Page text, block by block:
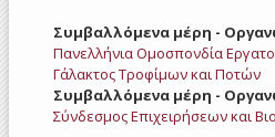
Συμβαλλόμενα μέρη -
Πανελλήνια Ομοσπονδία
Γάλακτος Τροφίμων και Ποτών
Συμβαλλόμενα μέρη -
Σύνδεσμος Επιχειρήσεων και